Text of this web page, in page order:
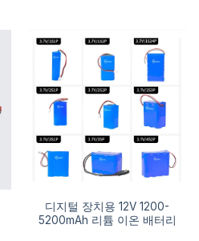
디지털 장치용 12V 1200-
5200mAh 리튬 이온 배터리